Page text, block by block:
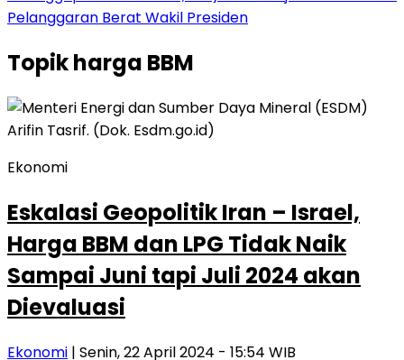
Pelanggaran Berat Wakil Presiden
Topikharga BBM
Ekonomi
Eskalasi Geopolitik Iran – Israel,
Harga BBM dan LPG Tidak Naik
Sampai Juni tapi Juli 2024 akan
Dievaluasi
Ekonomi | Senin, 22 April 2024 - 15:54 WIB